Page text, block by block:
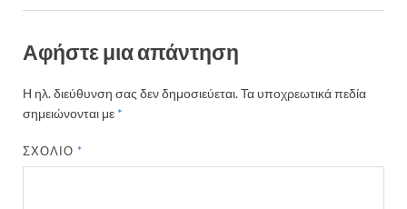
Αφήστε μια απάντηση
Η ηλ. διεύθυνση σας δεν δημοσιεύεται.Τα υποχρεωτικά πεδία
σημειώνονται με *
ΣΧΌΛΙΟ*